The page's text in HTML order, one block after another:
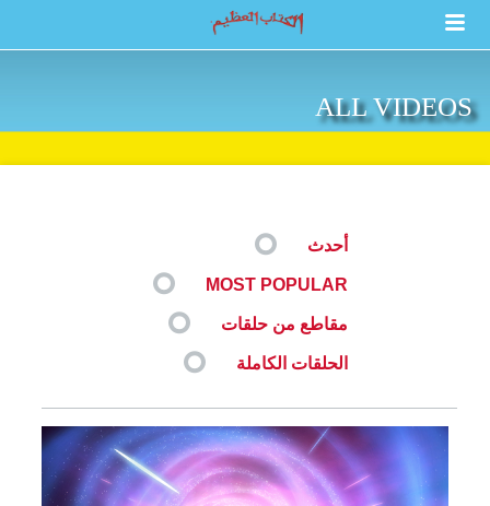
ALL VIDEOS
أحدث
MOST POPULAR
مقاطع من حلقات
الحلقات الكاملة